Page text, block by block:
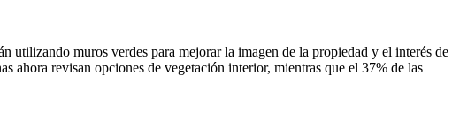
utilizando muros verdes para mejorar la imagen de la propiedad y el interés de
ahora revisan opciones de vegetación interior, mientras que el 37% de las